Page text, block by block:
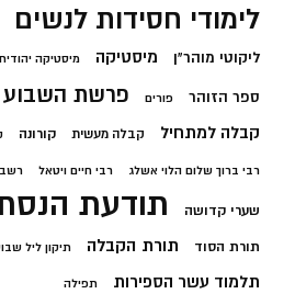
לימודי חסידות לנשים
ליקוטי מוהר"ן מיסטיקה מיסטיקה יהודית
ספר הזוהר פורים פרשת השבוע
קבלה למתחיל קבלה מעשית קורונה
רבי ברוך שלום הלוי אשלג רבי חיים ויטאל
שערי קדושה תודעת
תורת הסוד תורת הקבלה תיקון ליל
תלמוד עשר הספירות תפילה